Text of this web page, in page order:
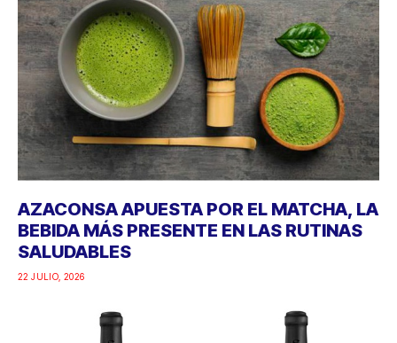
AZACONSA APUESTA POR EL MATCHA, LA
BEBIDA MÁS PRESENTE EN LAS RUTINAS
SALUDABLES
22 JULIO, 2026